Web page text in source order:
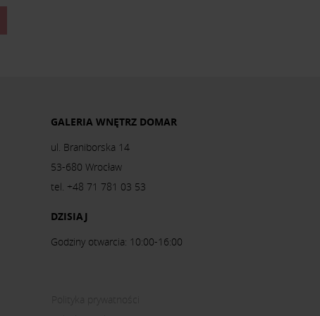
GALERIA WNĘTRZ DOMAR
ul. Braniborska 14
53-680 Wrocław
tel. +48 71 781 03 53
DZISIAJ
Godziny otwarcia: 10:00-16:00